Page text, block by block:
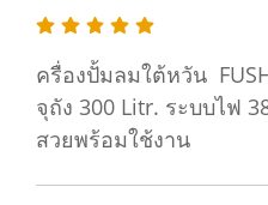
ครื่องปั้มลมใต้หวัน
จุถัง 300 Litr. ระบบไฟ
สวยพร้อมใช้งาน